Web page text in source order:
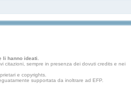
li hanno ideati.
citazioni, sempre in presenza dei dovuti credits e nei
e copyrights.
supportata da inoltrare ad EFP.